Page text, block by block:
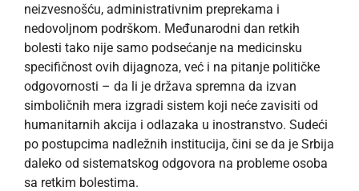
neizvesnošću, administrativnim preprekama i
nedovoljnom podrškom. Međunarodni dan retkih
bolesti tako nije samo podsećanje na medicinsku
specifičnost ovih dijagnoza, već i na pitanje političke
odgovornosti – da li je država spremna da izvan
simboličnih mera izgradi sistem koji neće zavisiti od
humanitarnih akcija i odlazaka u inostranstvo. Sudeći
po postupcima nadležnih institucija, čini se da je Srbija
daleko od sistematskog odgovora na probleme osoba
sa retkim bolestima.